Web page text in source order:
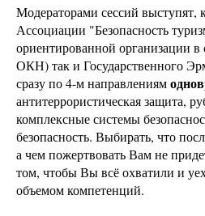
Модераторами сессий выступят,
Ассоциации "Безопасность
ориентированной организации в
ОКН) так и Государственного
сразу по 4-м направлениям
антитеррористическая защита,
комплексные системы
безопасность. Выбирать, что
а чем пожертвовать Вам не
том, чтобы Вы всё охватили и
объемом компетенций.